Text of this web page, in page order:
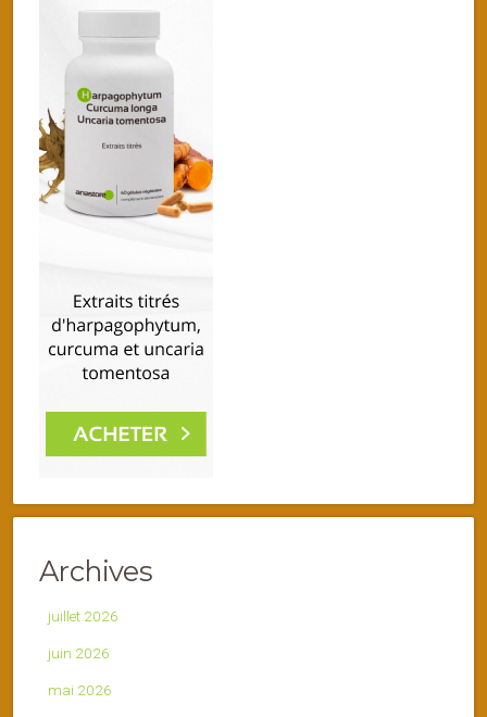
Archives
juillet 2026
juin 2026
mai 2026